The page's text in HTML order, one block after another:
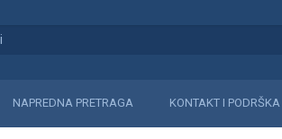
NAPREDNA PRETRAGA KONTAKT I PODRŠKA